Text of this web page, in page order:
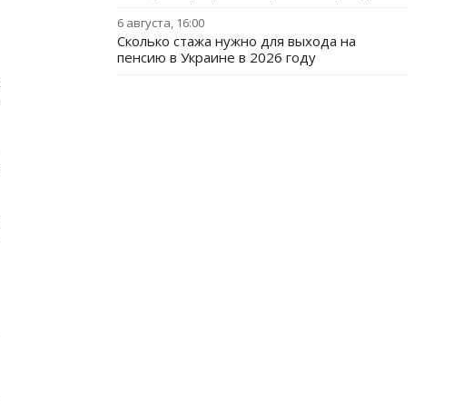
6 августа, 16:00
Сколько стажа нужно для выхода на
пенсию в Украине в 2026 году